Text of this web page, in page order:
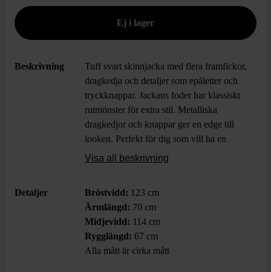
Beskrivning
Tuff svart skinnjacka med flera framfickor,
dragkedja och detaljer som epåletter och
tryckknappar. Jackans foder har klassiskt
rutmönster för extra stil. Metalliska
dragkedjor och knappar ger en edge till
looken. Perfekt för dig som vill ha en
jacka med cool attityd och funktionella
Visa all beskrivning
Detaljer Bröstvidd: 123 cm
Ärmlängd: 70 cm
Midjevidd: 114 cm
Rygglängd: 67 cm
Alla mått är cirka mått